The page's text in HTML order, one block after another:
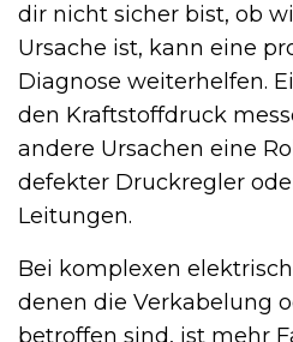
dir nicht sicher bist, ob
Ursache ist, kann eine
Diagnose weiterhelfen.
den Kraftstoffdruck
andere Ursachen eine
defekter Druckregler
Leitungen.
Bei komplexen
denen die Verkabelung
betroffen sind, ist mehr